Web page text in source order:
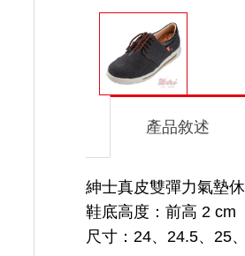
產品敘述
紳士真皮雙彈力氣墊
鞋底高度：前高 2
尺寸：24、24.5、25